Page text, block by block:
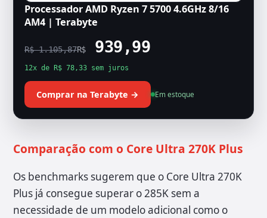
Processador AMD Ryzen 7 5700 4.6GHz 8/16
AM4 | Terabyte
R$ 1.105,87R$939,99
12x de R$ 78,33 sem juros
Comprar na Terabyte → Em estoque
Comparação com o Core Ultra 270K Plus
Os benchmarks sugerem que o Core Ultra 270K
Plus já consegue superar o 285K sem a
necessidade de um modelo adicional como o